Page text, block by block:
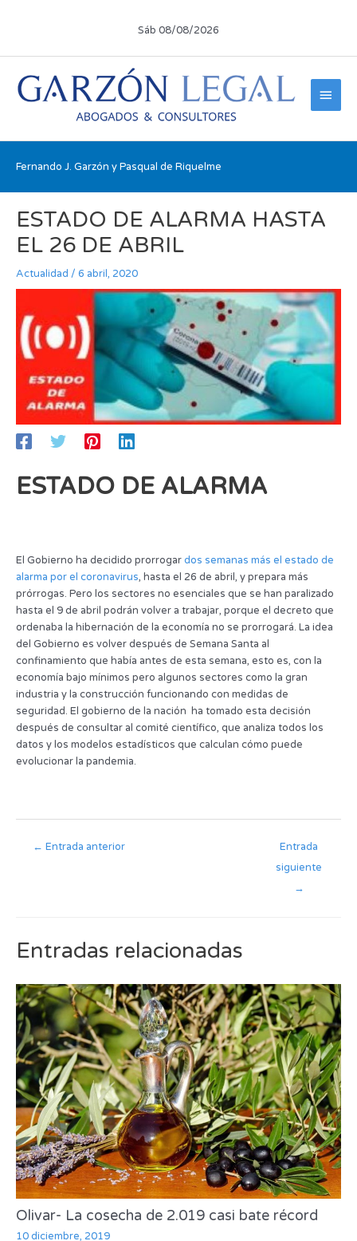
Sáb 08/08/2026
Fernando J. Garzón y Pasqual de Riquelme
ESTADO DE ALARMA HASTA
EL 26 DE ABRIL
Actualidad / 6 abril, 2020
ESTADO DE ALARMA
El Gobierno ha decidido prorrogardos semanas más el estado de
alarma por el coronavirus, hasta el 26 de abril, y prepara más
prórrogas. Pero los sectores no esenciales que se han paralizado
hasta el 9 de abril podrán volver a trabajar, porque el decreto que
ordenaba la hibernación de la economía no se prorrogará. La idea
del Gobierno es volver después de Semana Santa al
confinamiento que había antes de esta semana, esto es, con la
economía bajo mínimos pero algunos sectores como la gran
industria y la construcción funcionando con medidas de
seguridad. El gobierno de la nación ha tomado esta decisión
después de consultar al comité científico, que analiza todos los
datos y los modelos estadísticos que calculan cómo puede
evolucionar la pandemia.
de
← Entrada anterior
Entrada
siguiente
→
Entradas relacionadas
Olivar- La cosecha de 2.019 casi bate récord
10 diciembre, 2019